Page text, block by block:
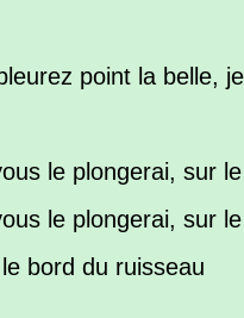
point la belle,
le plongerai, sur
le plongerai, sur
bord du ruisseau